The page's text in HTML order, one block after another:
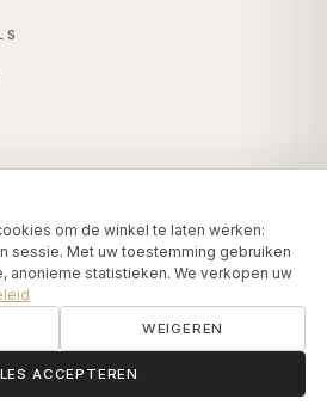
om de winkel te laten werken:
sessie. Met uw toestemming gebruiken
anonieme statistieken. We verkopen uw
WEIGEREN
ACCEPTEREN